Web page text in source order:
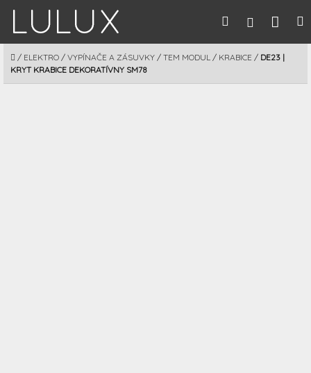
obsah
Hľadať
DOMOV
/ ELEKTRO / VYPÍNAČE A ZÁSUVKY / TEM MODUL / KRABICE / DE23 |
KRYT KRABICE DEKORATÍVNY SM78